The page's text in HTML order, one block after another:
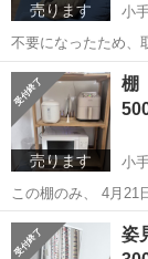
売ります 小
不要になったため、
品】 ・IKEAの二人
来ていただけます。
埼玉 所沢市
売ります
棚
小
この棚のみ、 4月21日まででしたら、いつでも取りに来ていただけま
す埼玉 所沢市
姿